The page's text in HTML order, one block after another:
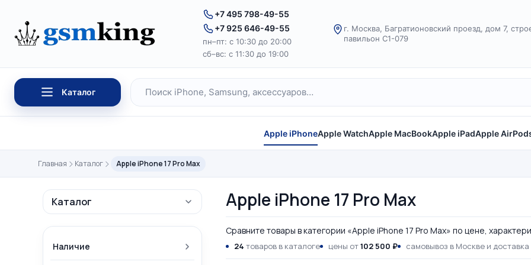
+7 495 798-49-55
+7 925 646-49-55
пн–пт: с 10:30 до 20:00
сб–вс: с 11:30 до 19:00
г. Москва, Багратионовский проезд, дом 7,
павильон С1-079
Каталог
Поиск по каталогу
Apple iPhoneApple WatchApple MacBookApple iPadApple
Главная Каталог Apple iPhone 17 Pro Max
Каталог
Наличие
Apple iPhone 17 Pro Max
Сравните товары в категории «Apple iPhone 17 Pro Max» по цене,
24 товаров в каталоге цены от102 500 ₽ самовывоз в Москве и